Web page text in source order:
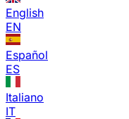
English
EN
Español
ES
Italiano
IT